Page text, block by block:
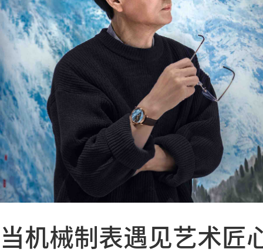
当机械制表遇见艺术匠